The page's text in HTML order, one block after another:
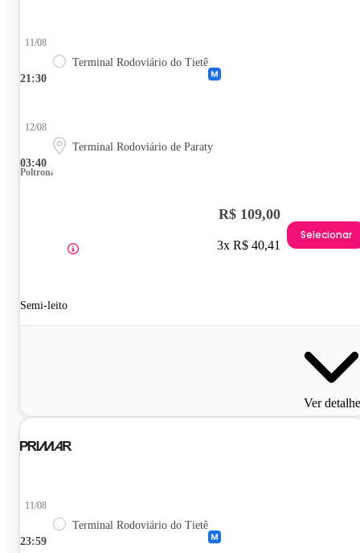
21:30
11/08
Terminal Rodoviário do Tietê
03:40
12/08
Terminal Rodoviário de Paraty
Poltrona
Semi-leito
R$ 109,00
3x R$ 40,41
Selecionar
Ver
23:59
11/08
Terminal Rodoviário do Tietê